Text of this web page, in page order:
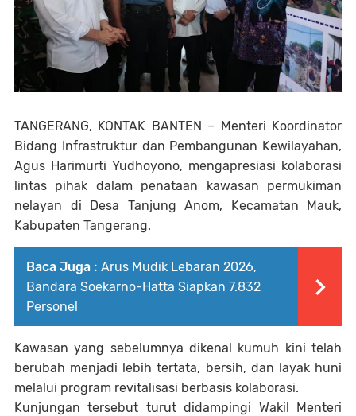
TANGERANG, KONTAK BANTEN – Menteri Koordinator
Bidang Infrastruktur dan Pembangunan Kewilayahan,
Agus Harimurti Yudhoyono, mengapresiasi kolaborasi
lintas pihak dalam penataan kawasan permukiman
nelayan di Desa Tanjung Anom, Kecamatan Mauk,
Kabupaten Tangerang.
Baca Juga : Arus Mudik Lebaran 2026,
Bandara Soekarno-Hatta Siapkan 7.832
Personel
Kawasan yang sebelumnya dikenal kumuh kini telah
berubah menjadi lebih tertata, bersih, dan layak huni
melalui program revitalisasi berbasis kolaborasi.
Kunjungan tersebut turut didampingi Wakil Menteri